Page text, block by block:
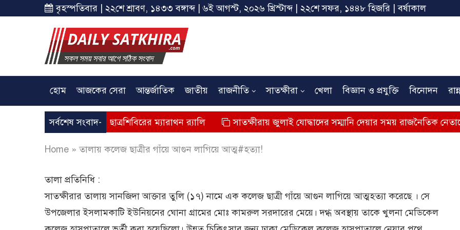
বৃহস্পতিবার | ২২শে শ্রাবণ, ১৪৩৩ বঙ্গাব্দ | ৬ই আগস্ট, ২০২৬ খ্রিস্টাব্দ | ২২শে সফর, ১৪৪৮ হিজরি | বর্ষাকাল
হোম আজকের সেরা আন্তর্জাতিক জাতীয় রাজনীতি সাতক্ষীরা খেলা বিজ্ঞান ও প্রযুক্তি বিনোদন
সর্বশেষ সংবাদ-
বর্ষে সাতক্ষীরায় ছাত্রশিবিরের ম্যারাথন র‌্যালি সাতক্ষীরায় জুলাই যোদ্ধাদের সম্মানি দেয়ার সময় রাজনৈতিক নেতাদের মঞ্চে
Home »তালায় কলেজ ছাত্রীর গাঁয়ে আগুন লাগিয়ে আত্ম#হত্যা!
তালা প্রতিনিধি :
সাতক্ষীরার তালায় সানজিদা আক্তার তুলি (১৭) নামে এক কলেজ ছাত্রী গাঁয়ে আগুন লাগিয়ে আত্মহত্যা করেছে । সে
উপজেলার ইসলামকাটি ইউনিয়নের ঘোনা গ্রামের মোঃ কামরুল সরদারের মেয়ে। দগ্ধ অবস্থায় তাকে খুলনা মেডিকেল